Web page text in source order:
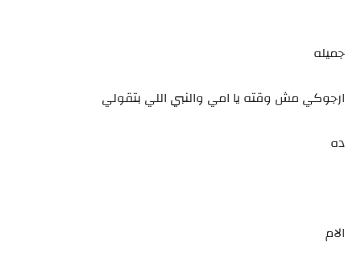
جميله
ارجوكي مش وقته يا امي والنبي اللي بتقولي
ده
الام